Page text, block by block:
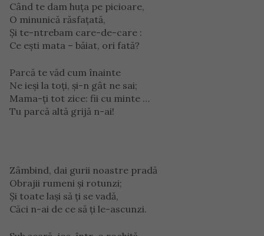
Când te dam huţa pe picioare,
O minunică răsfaţată,
Şi te-ntrebam care-de-care :
Ce eşti mata – băiat, ori fată?
Parcă te văd cum înainte
Ne ieşi la toţi, şi-n gât ne sai;
Mama-ţi tot zice: fii cu minte …
Tu parcă altă grijă n-ai!
Zâmbind, dai gurii noastre pradă
Obrajii rumeni şi rotunzi;
Şi toate laşi să ţi se vadă,
Căci n-ai de ce să ţi le-ascunzi.